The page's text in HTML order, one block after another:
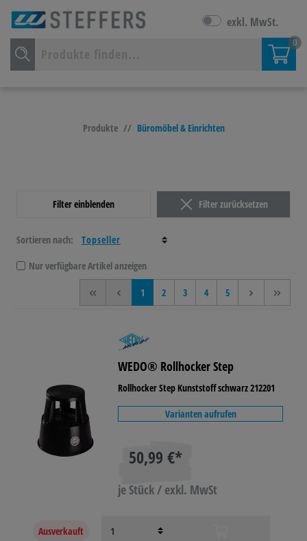
exkl. MwSt.
0
Produkte // Büromöbel & Einrichten
Filter einblenden Filter zurücksetzen
Sortieren nach:
Nur verfügbare Artikel anzeigen
<< < 1 2 3 4 5 > >>
WEDO® Rollhocker Step
Rollhocker Step Kunststoff schwarz 212201
Varianten aufrufen
50,99 €*
je Stück / exkl. MwSt
Ausverkauft